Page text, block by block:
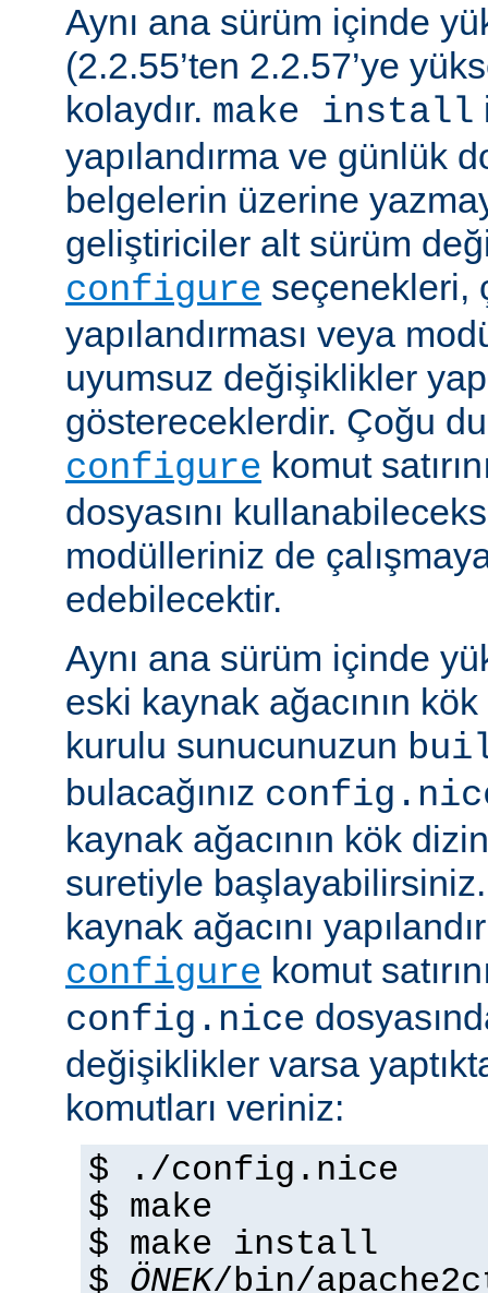
Aynı ana sürüm içinde
(2.2.55’ten 2.2.57’ye
kolaydır. make install
yapılandırma ve günlük
belgelerin üzerine
geliştiriciler alt sürüm
configure seçenekleri,
yapılandırması veya
uyumsuz değişiklikler
göstereceklerdir. Çoğu
configure komut
dosyasını
modülleriniz de
edebilecektir.
Aynı ana sürüm içinde
eski kaynak ağacının
kurulu sunucunuzun
bulacağınız
kaynak ağacının kök
suretiyle
kaynak ağacını
configure komut
config.nice
değişiklikler varsa
komutları veriniz:
$ ./config.nice
$ make
$ make install
$ ÖNEK/bin/